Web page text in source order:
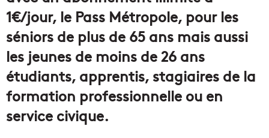
1€/jour, le Pass Métropole, pour les
séniors de plus de 65 ans mais aussi
les jeunes de moins de 26 ans
étudiants, apprentis, stagiaires de la
formation professionnelle ou en
service civique.